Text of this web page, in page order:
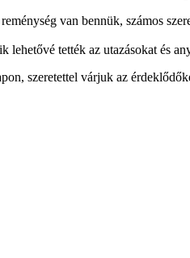
van bennük, számos
tették az utazásokat és
szeretettel várjuk az